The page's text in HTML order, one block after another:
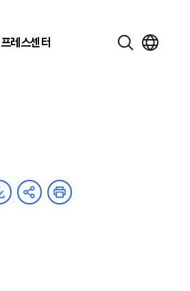
프레스센터